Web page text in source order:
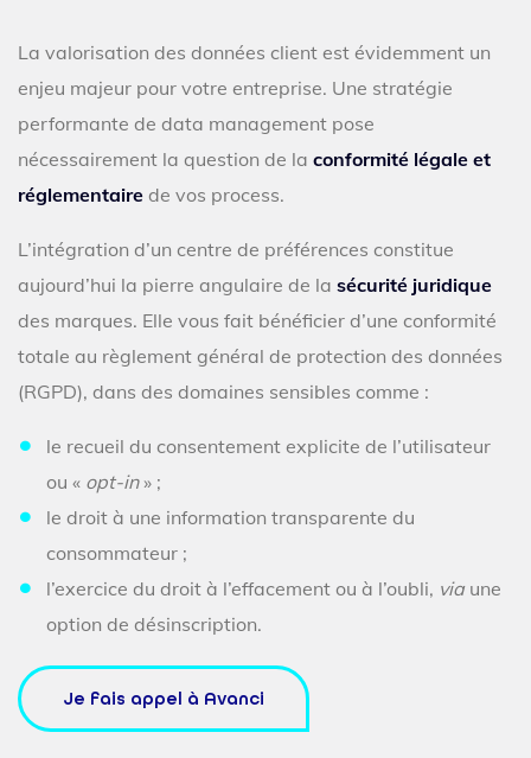
La valorisation des données client est évidemment un
enjeu majeur pour votre entreprise. Une stratégie
performante de data management pose
nécessairement la question de la conformité légale et
réglementaire de vos process.
L’intégration d’un centre de préférences constitue
aujourd’hui la pierre angulaire de la sécurité juridique
des marques. Elle vous fait bénéficier d’une conformité
totale au règlement général de protection des données
(RGPD), dans des domaines sensibles comme :
le recueil du consentement explicite de l’utilisateur
ou « opt-in» ;
le droit à une information transparente du
consommateur ;
l’exercice du droit à l’effacement ou à l’oubli, viaune
option de désinscription.
Je fais appel à Avanci